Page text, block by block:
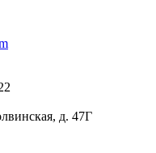
д. 47Г